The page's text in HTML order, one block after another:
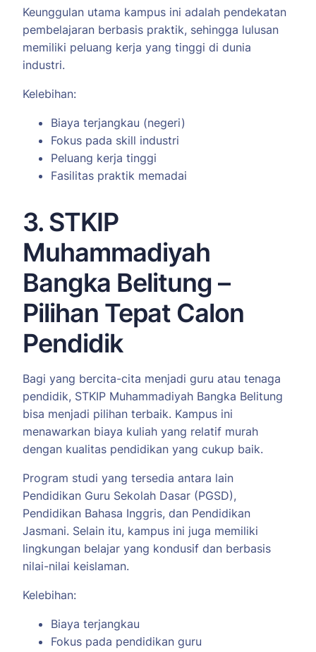
Keunggulan utama kampus ini adalah pendekatan
pembelajaran berbasis praktik, sehingga lulusan
memiliki peluang kerja yang tinggi di dunia
industri.
Kelebihan:
Biaya terjangkau (negeri)
Fokus pada skill industri
Peluang kerja tinggi
Fasilitas praktik memadai
3. STKIP
Muhammadiyah
Bangka Belitung –
Pilihan Tepat Calon
Pendidik
Bagi yang bercita-cita menjadi guru atau tenaga
pendidik, STKIP Muhammadiyah Bangka Belitung
bisa menjadi pilihan terbaik. Kampus ini
menawarkan biaya kuliah yang relatif murah
dengan kualitas pendidikan yang cukup baik.
Program studi yang tersedia antara lain
Pendidikan Guru Sekolah Dasar (PGSD),
Pendidikan Bahasa Inggris, dan Pendidikan
Jasmani. Selain itu, kampus ini juga memiliki
lingkungan belajar yang kondusif dan berbasis
nilai-nilai keislaman.
Kelebihan:
Biaya terjangkau
Fokus pada pendidikan guru